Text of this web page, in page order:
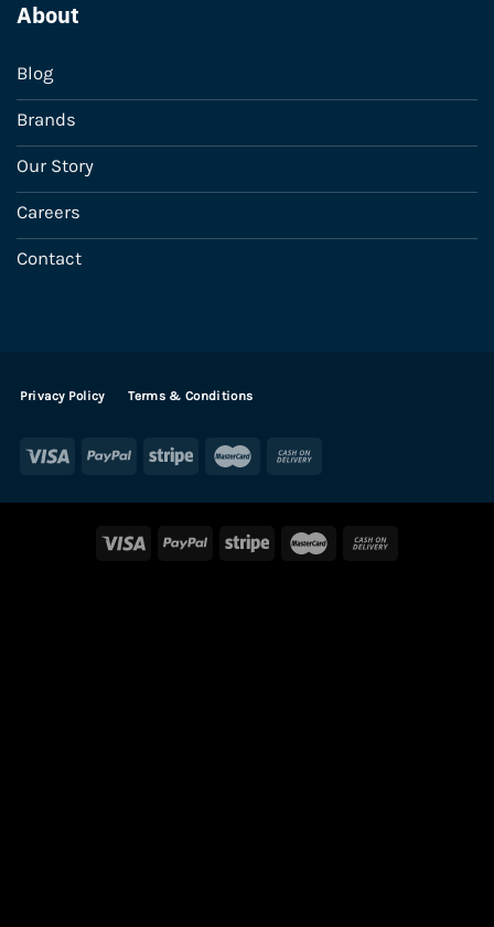
About
Blog
Brands
Our Story
Careers
Contact
Privacy Policy Terms & Conditions